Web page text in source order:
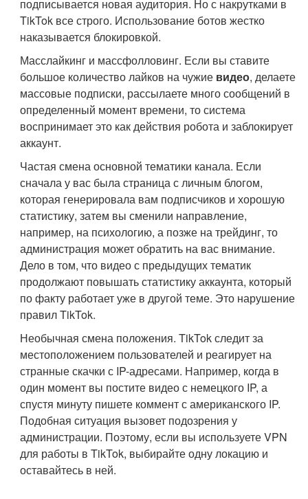
подписывается новая аудитория. Но с накрутками в
TikTok все строго. Использование ботов жестко
наказывается блокировкой.
Масслайкинг и массфолловинг. Если вы ставите
большое количество лайков на чужие видео, делаете
массовые подписки, рассылаете много сообщений в
определенный момент времени, то система
воспринимает это как действия робота и заблокирует
аккаунт.
Частая смена основной тематики канала. Если
сначала у вас была страница с личным блогом,
которая генерировала вам подписчиков и хорошую
статистику, затем вы сменили направление,
например, на психологию, а позже на трейдинг, то
администрация может обратить на вас внимание.
Дело в том, что видео с предыдущих тематик
продолжают повышать статистику аккаунта, который
по факту работает уже в другой теме. Это нарушение
правил TikTok.
Необычная смена положения. TikTok следит за
местоположением пользователей и реагирует на
странные скачки с IP-адресами. Например, когда в
один момент вы постите видео с немецкого IP, а
спустя минуту пишете коммент с американского IP.
Подобная ситуация вызовет подозрения у
администрации. Поэтому, если вы используете VPN
для работы в TikTok, выбирайте одну локацию и
оставайтесь в ней.